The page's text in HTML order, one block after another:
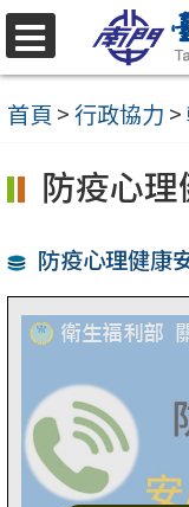
跳
至
主
內
區
選
單
首頁 >行政協力 >
防疫心
防疫心理健康